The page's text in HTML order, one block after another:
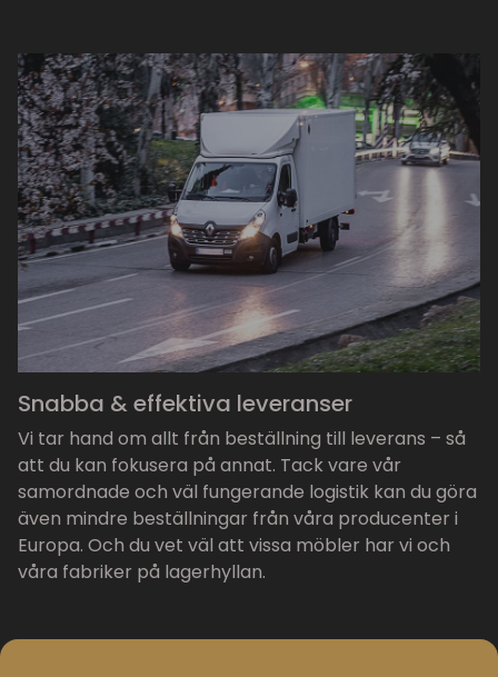
Snabba & effektiva leveranser
Vi tar hand om allt från beställning till leverans – så
att du kan fokusera på annat. Tack vare vår
samordnade och väl fungerande logistik kan du göra
även mindre beställningar från våra producenter i
Europa. Och du vet väl att vissa möbler har vi och
våra fabriker på lagerhyllan.